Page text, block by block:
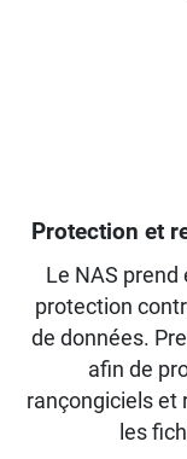
Protection et
Le NAS prend
protection
de données.
afin de
rançongiciels et
les